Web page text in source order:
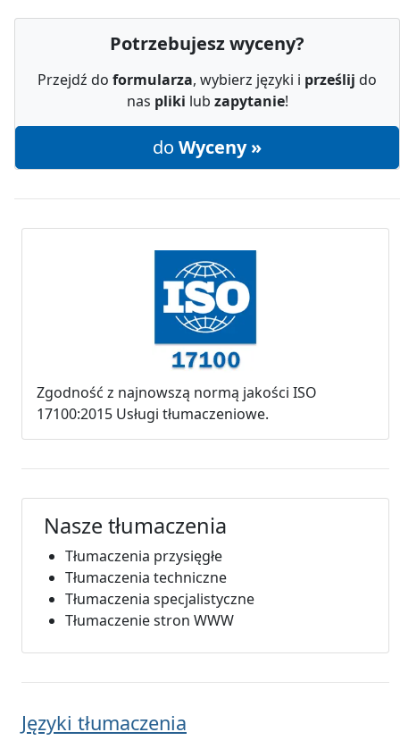
Potrzebujesz wyceny?
Przejdź do formularza, wybierz języki i prześlij do
nas pliki lub zapytanie!
do Wyceny »
Zgodność z najnowszą normą jakości ISO
17100:2015 Usługi tłumaczeniowe.
Nasze tłumaczenia
Tłumaczenia przysięgłe
Tłumaczenia techniczne
Tłumaczenia specjalistyczne
Tłumaczenie stron WWW
Języki tłumaczenia